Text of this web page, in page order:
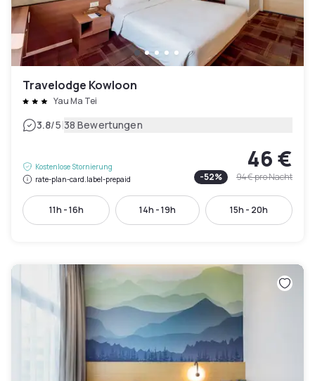
Travelodge Kowloon
Yau Ma Tei
3.8/5|38 Bewertungen
Kostenlose Stornierung
rate-plan-card.label-prepaid
46 €
-52% 94 €pro Nacht
11h - 16h 14h - 19h 15h - 20h